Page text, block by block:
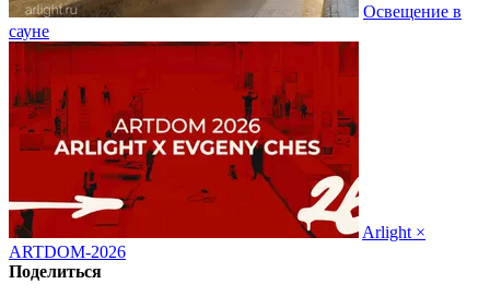
Освещение в
сауне
Arlight ×
ARTDOM-2026
Поделиться